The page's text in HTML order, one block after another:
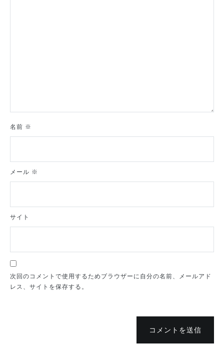
名前 ※
メール ※
サイト
次回のコメントで使用するためブラウザーに自分の名前、メールアド
レス、サイトを保存する。
コメントを送信